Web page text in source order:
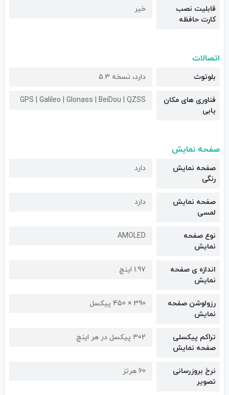
قابلیت نصب
کارت حافظه
خیر
اتصالات
بلوتوث دارد، نسخه 5.3
فناوری های مکان
یابی
GPS | Galileo | Glonass | BeiDou | QZSS
صفحه نمایش
صفحه نمایش
رنگی
دارد
صفحه نمایش
لمسی
دارد
نوع صفحه
نمایش
AMOLED
اندازه ی صفحه
نمایش
1.97 اینچ
رزولوشن صفحه
نمایش
390 × 450 پیکسل
تراکم پیکسلی
صفحه نمایش
302 پیکسل در هر اینچ
نرخ بروزرسانی
تصویر
60 هرتز